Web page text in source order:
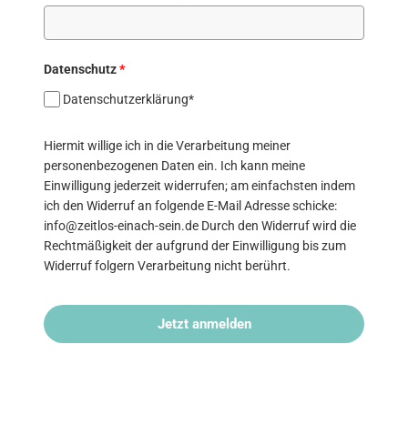
Datenschutz*
Datenschutzerklärung*
Hiermit willige ich in die Verarbeitung meiner
personenbezogenen Daten ein. Ich kann meine
Einwilligung jederzeit widerrufen; am einfachsten indem
ich den Widerruf an folgende E-Mail Adresse schicke:
info@zeitlos-einach-sein.de Durch den Widerruf wird die
Rechtmäßigkeit der aufgrund der Einwilligung bis zum
Widerruf folgern Verarbeitung nicht berührt.
Jetzt anmelden